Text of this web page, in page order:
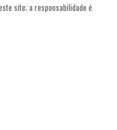
site; a responsabilidade é